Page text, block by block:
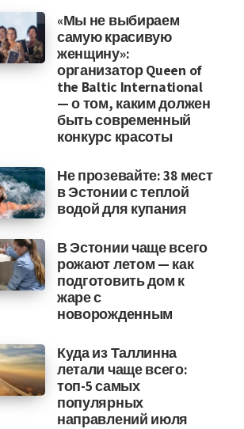
«Мы не выбираем
самую красивую
женщину»:
организатор Queen of
the Baltic International
— о том, каким должен
быть современный
конкурс красоты
Не прозевайте: 38 мест
в Эстонии с теплой
водой для купания
В Эстонии чаще всего
рожают летом — как
подготовить дом к
жаре с
новорожденным
Куда из Таллинна
летали чаще всего:
топ-5 самых
популярных
направлений июля